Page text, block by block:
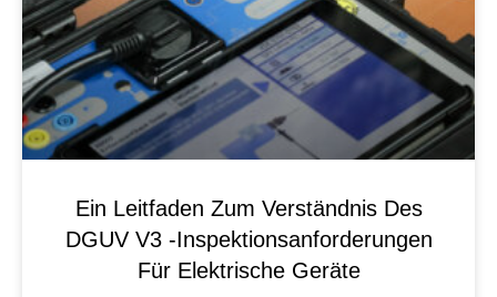
Ein Leitfaden Zum Verständnis Des
DGUV V3 -Inspektionsanforderungen
Für Elektrische Geräte